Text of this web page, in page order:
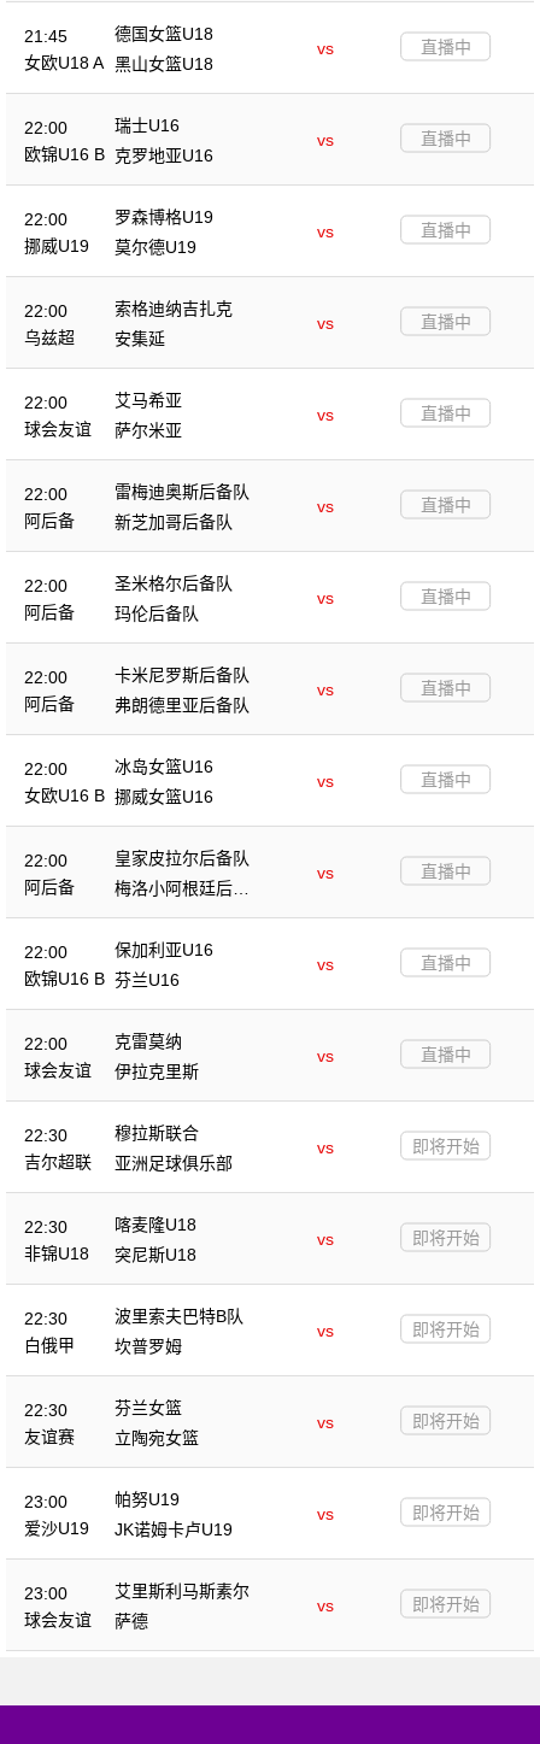
21:45
女欧U18 A
德国女篮U18
vs
黑山女篮U18
直播中
22:00
欧锦U16 B
瑞士U16
vs
克罗地亚U16
直播中
22:00
挪威U19
罗森博格U19
vs
莫尔德U19
直播中
22:00
乌兹超
索格迪纳吉扎克
vs
安集延
直播中
22:00
球会友谊
艾马希亚
vs
萨尔米亚
直播中
22:00
阿后备
雷梅迪奥斯后备队
vs
新芝加哥后备队
直播中
22:00
阿后备
圣米格尔后备队
vs
玛伦后备队
直播中
22:00
阿后备
卡米尼罗斯后备队
vs
弗朗德里亚后备队
直播中
22:00
女欧U16 B
冰岛女篮U16
vs
挪威女篮U16
直播中
22:00
阿后备
皇家皮拉尔后备队
vs
梅洛小阿根廷后备
队
直播中
22:00
欧锦U16 B
保加利亚U16
vs
芬兰U16
直播中
22:00
球会友谊
克雷莫纳
vs
伊拉克里斯
直播中
22:30
吉尔超联
穆拉斯联合
vs
亚洲足球俱乐部
即将开始
22:30
非锦U18
喀麦隆U18
vs
突尼斯U18
即将开始
22:30
白俄甲
波里索夫巴特B队
vs
坎普罗姆
即将开始
22:30
友谊赛
芬兰女篮
vs
立陶宛女篮
即将开始
23:00
爱沙U19
帕努U19
vs
JK诺姆卡卢U19
即将开始
23:00
球会友谊
艾里斯利马斯素尔
vs
萨德
即将开始